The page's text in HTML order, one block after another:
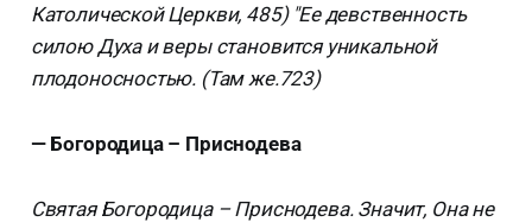
Католической Церкви, 485) "Ее девственность
силою Духа и веры становится уникальной
плодоносностью. (Там же.723)
— Богородица – Приснодева
Святая Богородица – Приснодева. Значит, Она не